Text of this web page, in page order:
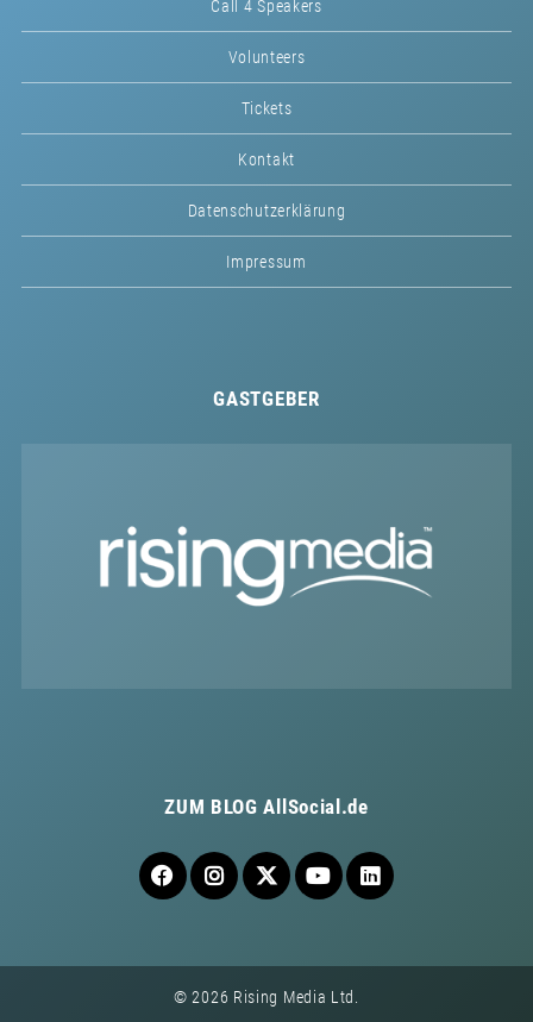
Call 4 Speakers
Volunteers
Tickets
Kontakt
Datenschutzerklärung
Impressum
GASTGEBER
ZUM BLOGAllSocial.de
© 2026 Rising Media Ltd.